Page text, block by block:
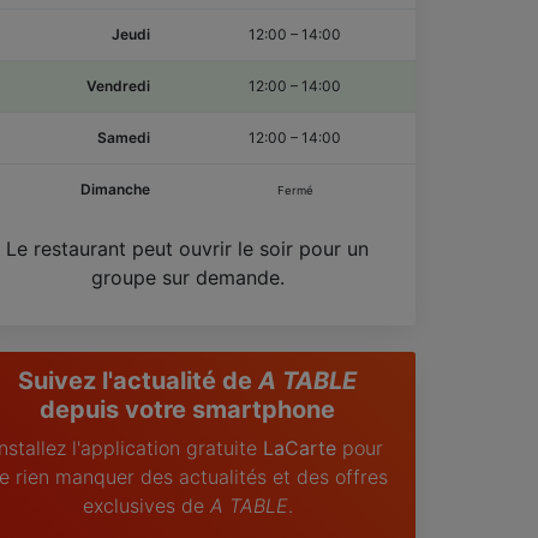
Jeudi 12:00 – 14:00
Vendredi 12:00 – 14:00
Samedi 12:00 – 14:00
Dimanche Fermé
Le restaurant peut ouvrir le soir pour un
groupe sur demande.
Suivez l'actualité de A TABLE
depuis votre smartphone
l'application gratuite LaCartepour
rien manquer des actualités et des offres
exclusives de A TABLE.